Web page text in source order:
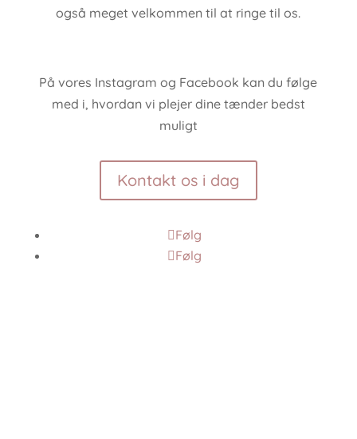
også meget velkommen til at ringe til os.
På vores Instagram og Facebook kan du følge
med i, hvordan vi plejer dine tænder bedst
muligt
Kontakt os i dag
Følg
Følg